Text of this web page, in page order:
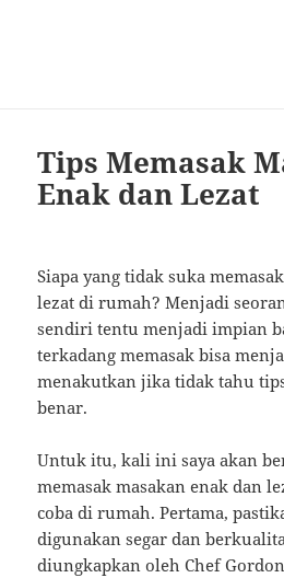
Tips Memasak
Enak dan Lezat
Siapa yang tidak suka
lezat di rumah? Menjadi
sendiri tentu menjadi impian
terkadang memasak bisa
menakutkan jika tidak tahu
benar.
Untuk itu, kali ini saya akan
memasak masakan enak dan
coba di rumah. Pertama,
digunakan segar dan
diungkapkan oleh Chef